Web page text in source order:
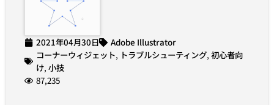
2021年04月30日
Adobe Illustrator
コーナーウィジェット, トラブルシューティング, 初心者向
け, 小技
87,235